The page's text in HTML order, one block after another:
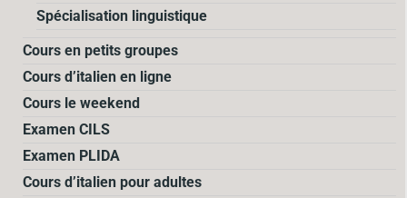
Spécialisation linguistique
Cours en petits groupes
Cours d’italien en ligne
Cours le weekend
Examen CILS
Examen PLIDA
Cours d’italien pour adultes